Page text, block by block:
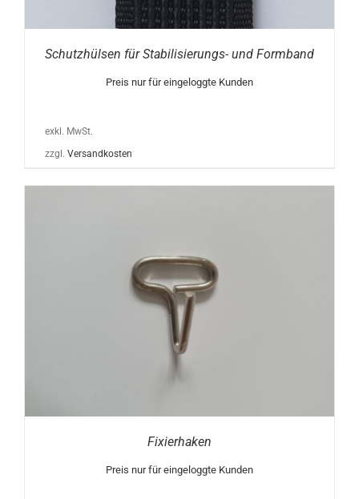
Schutzhülsen für Stabilisierungs- und Formband
Preis nur für eingeloggte Kunden
exkl. MwSt.
zzgl. Versandkosten
Fixierhaken
Preis nur für eingeloggte Kunden